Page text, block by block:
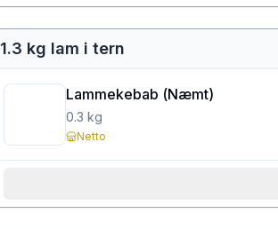
1.3 kg lam i tern
Lammekebab (Næmt)
0.3 kg
Netto